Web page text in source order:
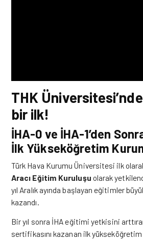
THK
bir ilk!
İHA-0 ve İHA-1’den
İlk Yükseköğretim
Türk Hava Kurumu Üniversitesi ilk
Aracı Eğitim Kuruluşu olarak
yıl Aralık ayında başlayan eğitimler
kazandı.
Bir yıl sonra İHA eğitimi yetkisini
sertifikasını kazanan ilk